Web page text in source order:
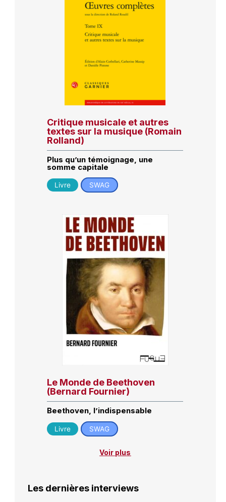
Critique musicale et autres
textes sur la musique (Romain
Rolland)
Plus qu’un témoignage, une
somme capitale
Livre SWAG
Le Monde de Beethoven
(Bernard Fournier)
Beethoven, l’indispensable
Livre SWAG
Voir plus
Les dernières interviews